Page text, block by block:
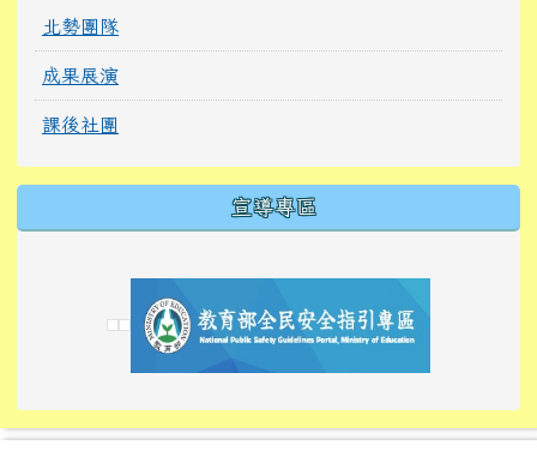
北勢團隊
成果展演
課後社團
宣導專區
link to https://
link to https://10000.gov.tw/
link to https://
link to https://10000.gov.tw/
link to https://
link to https://
link to https://i.win.org.tw/
link to https://
link to https://
link to https://
link to https://